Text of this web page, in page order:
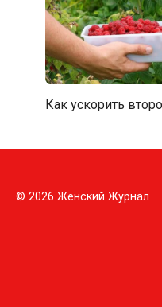
Как ускорить
© 2026 Женский Журнал